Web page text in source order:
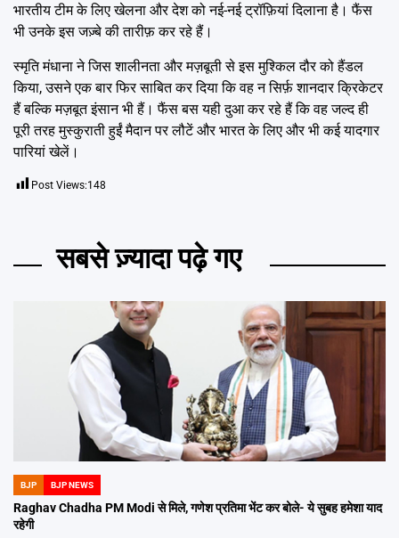
भारतीय टीम के लिए खेलना और देश को नई-नई ट्रॉफ़ियां दिलाना है। फैंस
भी उनके इस जज़्बे की तारीफ़ कर रहे हैं।
स्मृति मंधाना ने जिस शालीनता और मज़बूती से इस मुश्किल दौर को हैंडल
किया, उसने एक बार फिर साबित कर दिया कि वह न सिर्फ़ शानदार क्रिकेटर
हैं बल्कि मज़बूत इंसान भी हैं। फैंस बस यही दुआ कर रहे हैं कि वह जल्द ही
पूरी तरह मुस्कुराती हुईं मैदान पर लौटें और भारत के लिए और भी कई यादगार
पारियां खेलें।
Post Views:148
सबसे ज़्यादा पढ़े गए
POSTED
IN
BJP BJP NEWS
Raghav Chadha PM Modi से मिले, गणेश प्रतिमा भेंट कर बोले- ये सुबह हमेशा याद
रहेगी